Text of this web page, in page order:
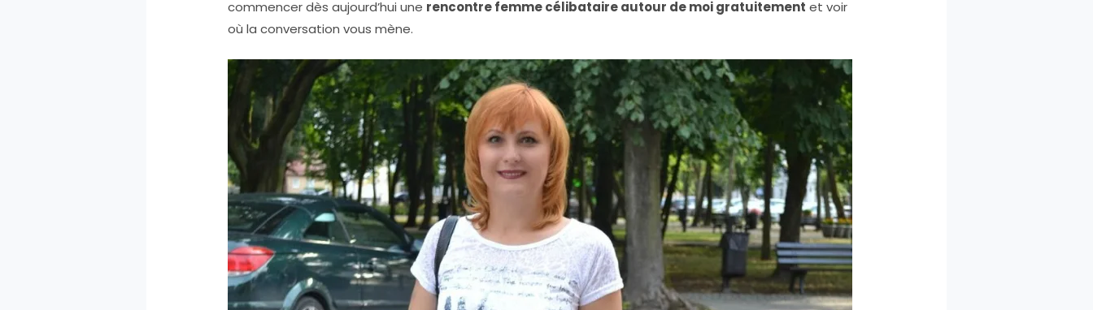
commencer dès aujourd’hui une rencontre femme célibataire autour de moi gratuitement et voir
où la conversation vous mène.